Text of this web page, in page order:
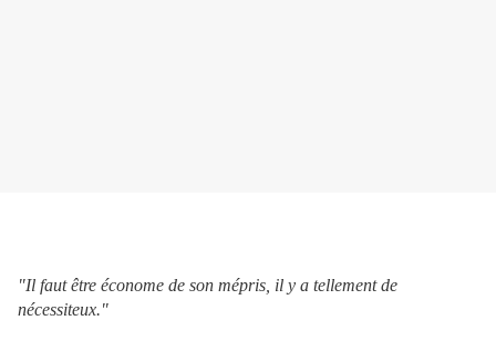
"Il faut être économe de son mépris, il y a tellement de
nécessiteux."